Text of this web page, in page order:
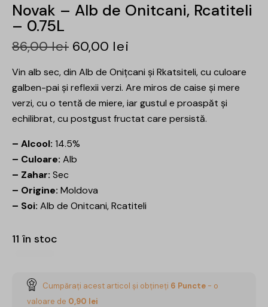
Novak – Alb de Onitcani, Rcatiteli
– 0.75L
86,00lei 60,00 lei
Vin alb sec, din Alb de Onițcani și Rkatsiteli, cu culoare
galben-pai și reflexii verzi. Are miros de caise și mere
verzi, cu o tentă de miere, iar gustul e proaspăt și
echilibrat, cu postgust fructat care persistă.
– Alcool: 14.5%
– Culoare: Alb
– Zahar: Sec
– Origine: Moldova
– Soi: Alb de Onitcani, Rcatiteli
11 în stoc
Cumpărați acest articol și obțineți 6 Puncte - o
valoare de 0,90 lei